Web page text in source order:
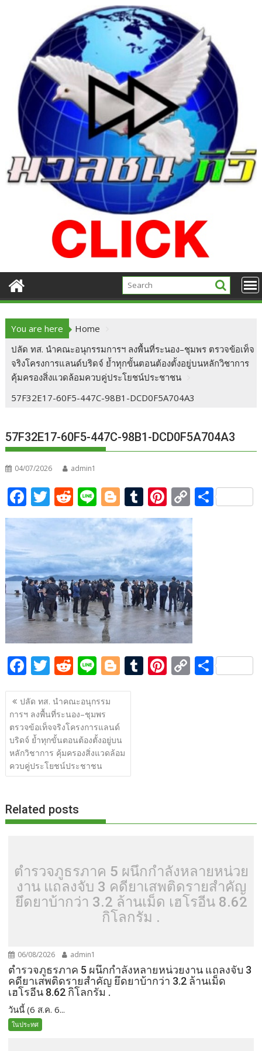
You are here
Home
ปลัด ทส. นำคณะอนุกรรมการฯ ลงพื้นที่ระนอง–ชุมพร ตรวจข้อเท็จ
จริงโครงการแลนด์บริดจ์ ย้ำทุกขั้นตอนต้องตั้งอยู่บนหลักวิชาการ
คุ้มครองสิ่งแวดล้อมควบคู่ประโยชน์ประชาชน
57F32E17-60F5-447C-98B1-DCD0F5A704A3
57F32E17-60F5-447C-98B1-DCD0F5A704A3
04/07/2026 admin1
F
ac
b
o
o
k
T
w
itt
er
R
e
d
di
t
Li
n
e
Bl
o
g
g
er
T
u
m
bl
r
Pi
nt
er
e
st
C
o
p
y
Li
n
k
S
F
ac
e
b
o
o
k
T
w
itt
er
R
e
d
di
t
Li
n
e
Bl
o
er
T Pi C S
แนะแนว
เรื่อง
ปลัด ทส. นำคณะอนุกรรม
การฯ ลงพื้นที่ระนอง–ชุมพร
ตรวจข้อเท็จจริงโครงการแลนด์
บริดจ์ ย้ำทุกขั้นตอนต้องตั้งอยู่บน
หลักวิชาการ คุ้มครองสิ่งแวดล้อม
ควบคู่ประโยชน์ประชาชน
Related posts
ตำรวจภูธรภาค 5 ผนึกกำลังหลายหน่วย
งาน แถลงจับ 3 คดียาเสพติดรายสำคัญ
ยึดยาบ้ากว่า 3.2 ล้านเม็ด เฮโรอีน 8.62
กิโลกรัม .
06/08/2026 admin1
ตำรวจภูธรภาค 5 ผนึกกำลังหลายหน่วยงาน แถลงจับ 3
คดียาเสพติดรายสำคัญ ยึดยาบ้ากว่า 3.2 ล้านเม็ด
เฮโรอีน 8.62 กิโลกรัม .
วันนี้ (6 ส.ค. 6...
ในประทศ